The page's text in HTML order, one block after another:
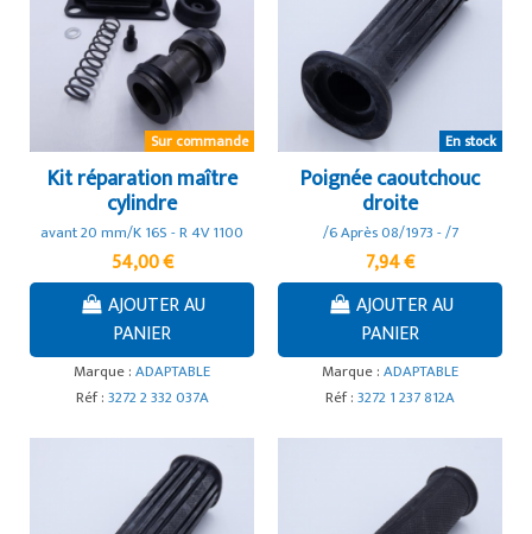
Sur commande
Kit réparation maître
cylindre
avant 20 mm/K 16S - R 4V 1100
54,00 €
AJOUTER AU
PANIER
Marque :ADAPTABLE
Réf :3272 2 332 037A
En stock
Poignée caoutchouc
droite
/6 Après 08/1973 - /7
7,94 €
AJOUTER AU
PANIER
Marque :ADAPTABLE
Réf :3272 1 237 812A